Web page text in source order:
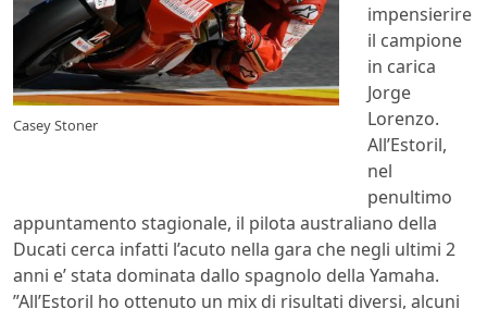
Casey Stoner
impensierire
il campione
in carica
Jorge
Lorenzo.
All’Estoril,
nel
penultimo
appuntamento stagionale, il pilota australiano della
Ducati cerca infatti l’acuto nella gara che negli ultimi 2
anni e’ stata dominata dallo spagnolo della Yamaha.
”All’Estoril ho ottenuto un mix di risultati diversi, alcuni